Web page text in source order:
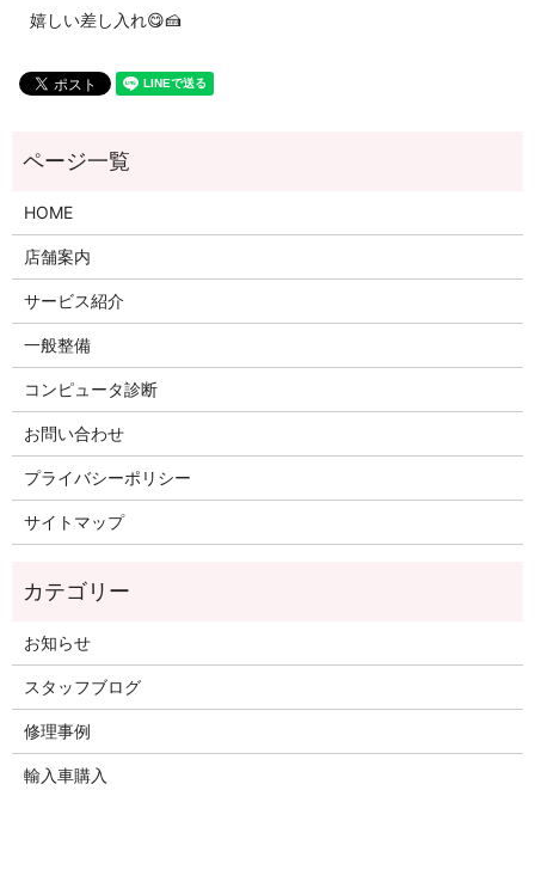
嬉しい差し入れ😋🍰
HOME
店舗案内
サービス紹介
一般整備
コンピュータ診断
お問い合わせ
プライバシーポリシー
サイトマップ
お知らせ
スタッフブログ
修理事例
輸入車購入